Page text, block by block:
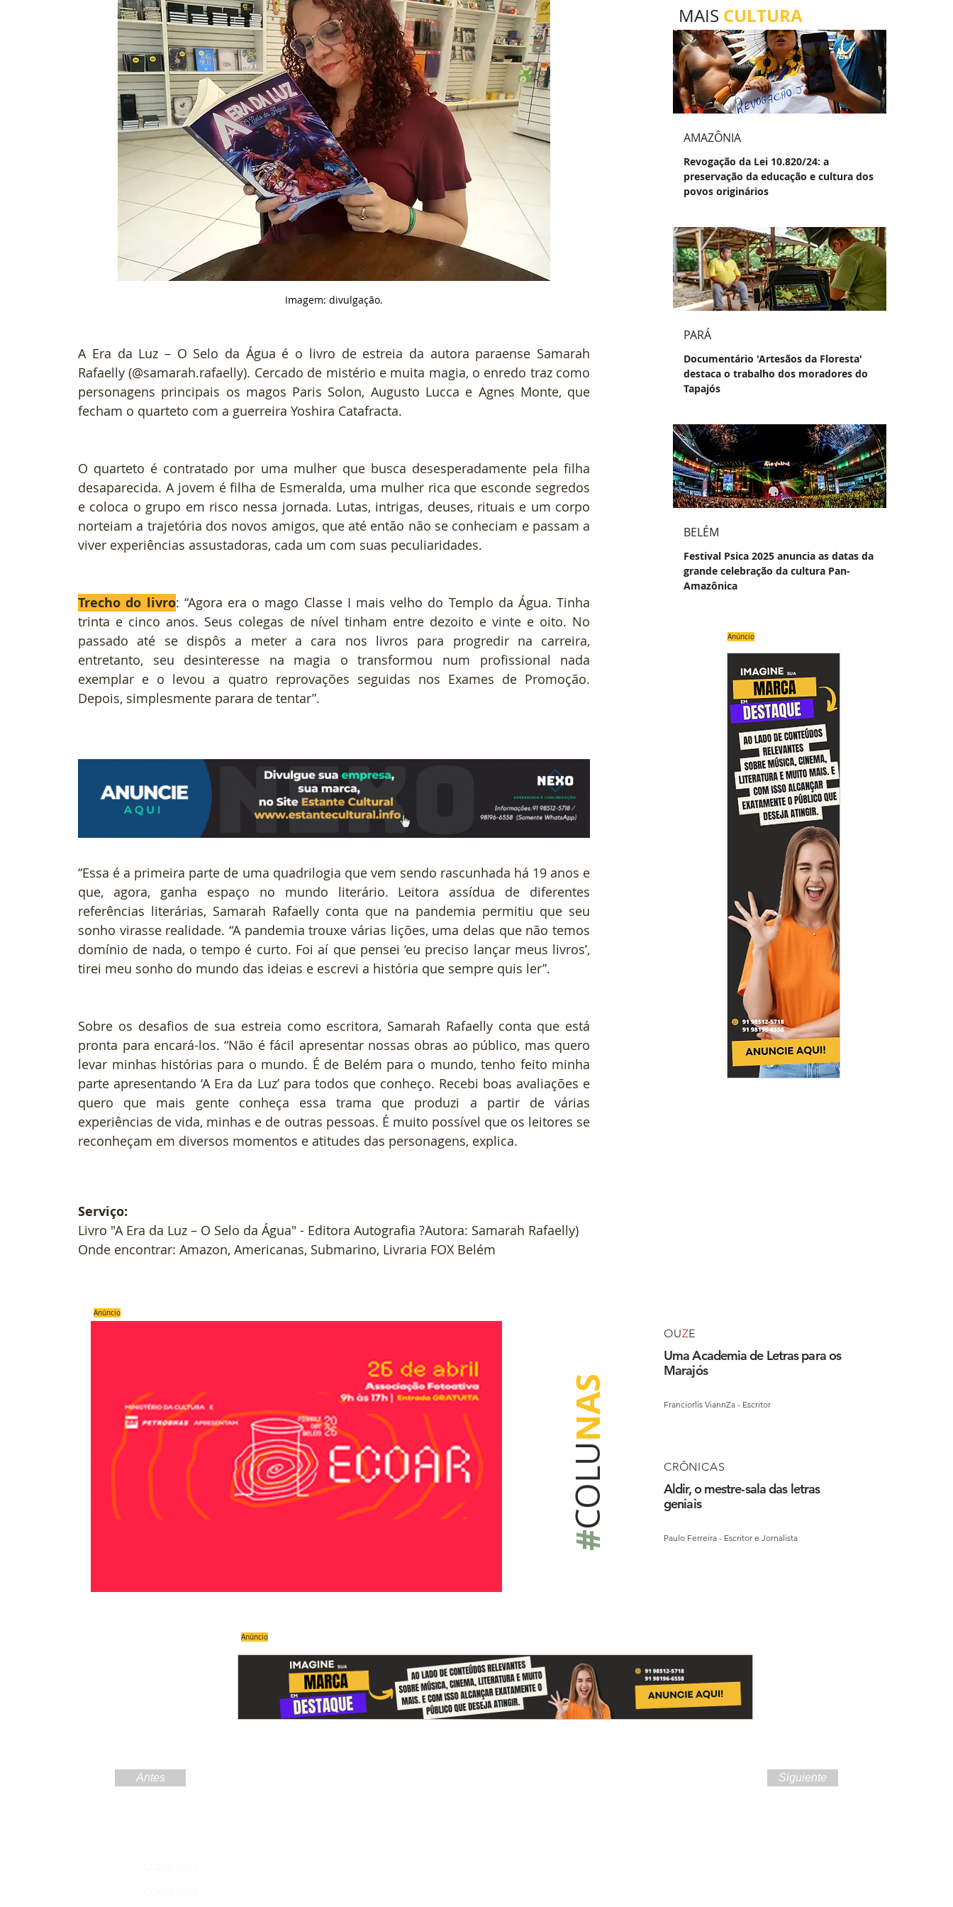
Imagem: divulgação.
A Era da Luz – O Selo da Água é o livro de estreia da autora paraense Samarah
Rafaelly (@samarah.rafaelly). Cercado de mistério e muita magia, o enredo traz como
personagens principais os magos Paris Solon, Augusto Lucca e Agnes Monte, que
fecham o quarteto com a guerreira Yoshira Catafracta.
O quarteto é contratado por uma mulher que busca desesperadamente pela filha
desaparecida. A jovem é filha de Esmeralda, uma mulher rica que esconde segredos
e coloca o grupo em risco nessa jornada. Lutas, intrigas, deuses, rituais e um corpo
norteiam a trajetória dos novos amigos, que até então não se conheciam e passam a
viver experiências assustadoras, cada um com suas peculiaridades.
Trecho do livro: “Agora era o mago Classe I mais velho do Templo da Água. Tinha
trinta e cinco anos. Seus colegas de nível tinham entre dezoito e vinte e oito. No
passado até se dispôs a meter a cara nos livros para progredir na carreira,
entretanto, seu desinteresse na magia o transformou num profissional nada
exemplar e o levou a quatro reprovações seguidas nos Exames de Promoção.
Depois, simplesmente parara de tentar”.
“Essa é a primeira parte de uma quadrilogia que vem sendo rascunhada há 19 anos e
que, agora, ganha espaço no mundo literário. Leitora assídua de diferentes
referências literárias, Samarah Rafaelly conta que na pandemia permitiu que seu
sonho virasse realidade. “A pandemia trouxe várias lições, uma delas que não temos
domínio de nada, o tempo é curto. Foi aí que pensei ‘eu preciso lançar meus livros’,
tirei meu sonho do mundo das ideias e escrevi a história que sempre quis ler”.
Sobre os desafios de sua estreia como escritora, Samarah Rafaelly conta que está
pronta para encará-los. “Não é fácil apresentar nossas obras ao público, mas quero
levar minhas histórias para o mundo. É de Belém para o mundo, tenho feito minha
parte apresentando ‘A Era da Luz’ para todos que conheço. Recebi boas avaliações e
quero que mais gente conheça essa trama que produzi a partir de várias
experiências de vida, minhas e de outras pessoas. É muito possível que os leitores se
reconheçam em diversos momentos e atitudes das personagens, explica.
Serviço:
Livro "A Era da Luz – O Selo da Água" - Editora Autografia ?Autora: Samarah Rafaelly)
Onde encontrar: Amazon, Americanas, Submarino, Livraria FOX Belém
MAIS CULTURA
AMAZÔNIA
Revogação da Lei 10.820/24: a
preservação da educação e cultura dos
povos originários
PARÁ
Documentário 'Artesãos da Floresta'
destaca o trabalho dos moradores do
Tapajós
BELÉM
Festival Psica 2025 anuncia as datas da
grande celebração da cultura Pan-
Amazônica
Anúncio
#
COLU
NAS
OUZE
Uma Academia de Letras para os
Marajós
Franciorlis ViannZa - Escritor
CRÔNICAS
Aldir, o mestre-sala das letras
geniais
Paulo Ferreira - Escritor e Jornalista
Anúncio
Anúncio
Antes Siguiente